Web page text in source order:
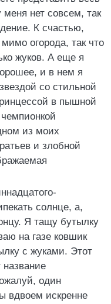
нет совсем, так
К счастью,
огорода, так что
жуков. А еще я
и в нем я
со стильной
в пышной
из моих
и злобной
солнце, а,
Я тащу бутылку
на газе ковшик
с жуками. Этот
один
вдвоем искренне